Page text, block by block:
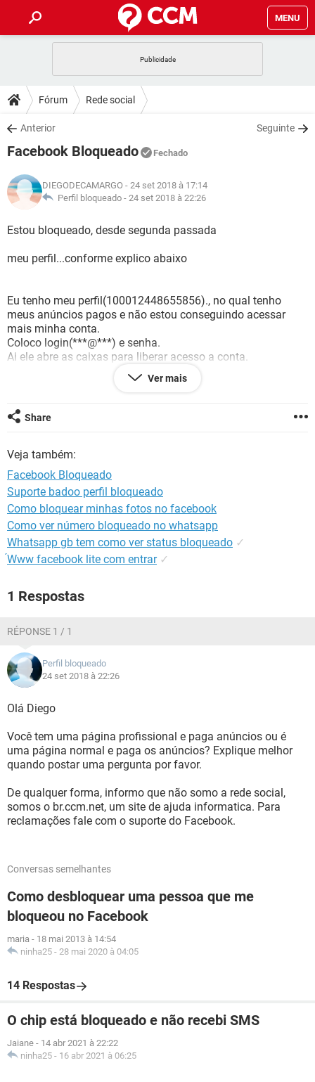
MENU
CELULAR
OUTLOOK
INSTAGRAM GMAIL
GUIA DE COMPRAS
DICAS
JOGOS
INSTAGRAM GMAIL
DOWNLOADS
JOGOS WHATSAPP
CELULAR
OUTLOOK EXCEL
INSTAGRAM
JOGOS WHATSAPP
OUTLOOK EXCEL
INSTAGRAM GMAIL
GLOSSÁRIO
JOGOS WHATSAPP
INSTAGRAM GMAIL
GUIA DE COMPRAS
Fórum Rede social
Anterior Seguinte
Facebook Bloqueado Fechado
DIEGODECAMARGO - 24 set 2018 à 17:14
Perfil bloqueado - 24 set 2018 à 22:26
Estou bloqueado, desde segunda passada
meu perfil...conforme explico abaixo
Eu tenho meu perfil(100012448655856)., no qual tenho
meus anúncios pagos e não estou conseguindo acessar
mais minha conta.
Coloco login(***@***) e senha.
Ai ele abre as caixas para liberar acesso a conta.
- código por telefone....coloco o código e fica
rodando,rodando e não libera.
rodando,rodando e não libera.
- Fotos de amigos - coloco todos e no último,mesma
Aguardo retorno urgente., pois tenho anúncios pagos como
disse. as pessoas estão entrando em contato e não tenho
acesso desde segunda feira.
Diego de Camargo
Ver mais
Share
Veja também:
Facebook Bloqueado
Suporte badoo perfil bloqueado
Como bloquear minhas fotos no facebook
Como ver número bloqueado no whatsapp
Whatsapp gb tem como ver status bloqueado ✓
́Www facebook lite com entrar ✓
1 Respostas
RÉPONSE 1 / 1
Perfil bloqueado
24 set 2018 à 22:26
Olá Diego
Você tem uma página profissional e paga anúncios ou é
uma página normal e paga os anúncios? Explique melhor
quando postar uma pergunta por favor.
De qualquer forma, informo que não somo a rede social,
somos o br.ccm.net, um site de ajuda informatica. Para
reclamações fale com o suporte do Facebook.
Conversas semelhantes
Como desbloquear uma pessoa que me
bloqueou no Facebook
maria - 18 mai 2013 à 14:54
ninha25 - 28 mai 2020 à 04:05
14 Respostas
O chip está bloqueado e não recebi SMS
Jaiane - 14 abr 2021 à 22:22
ninha25 - 16 abr 2021 à 06:25